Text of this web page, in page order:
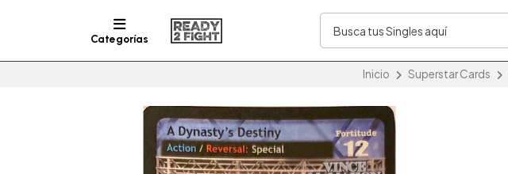
Categorías
Inicio Superstar Cards